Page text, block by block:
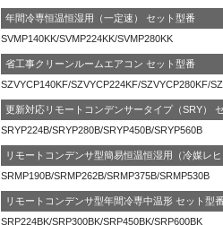
年間冷専恒温恒湿用（一定速） セット型番
SVMP140KK/SVMP224KK/SVMP280KK
省工事クリーンルームエアコン セット型番
SZVYCP140KF/SZVYCP224KF/SZVYCP280KF/
更新対応リモートコンデンサータイプ（SRY）
SRYP224B/SRYP280B/SRYP450B/SRYP560B
リモートコンデンサ型簡易恒温恒湿用（冷媒レ
SRMP190B/SRMP262B/SRMP375B/SRMP530B
リモートコンデンサ型年間冷専中温形 セット型
SRP224BK/SRP300BK/SRP450BK/SRP600BK